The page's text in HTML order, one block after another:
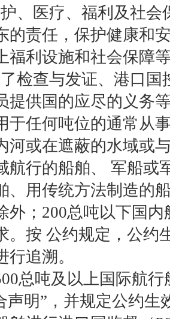
、医疗、福利及社会
的责任，保护健康和
福利设施和社会保障
检查与发证、港口国
提供国的应尽的义务
于任何吨位的通常从
河或在遮蔽的水域或
航行的船舶、 军船或
、用传统方法制造的
外；200总吨以下国
。按 公约规定，公约
行追溯。
总吨及以上国际航
声明”，并规定公约